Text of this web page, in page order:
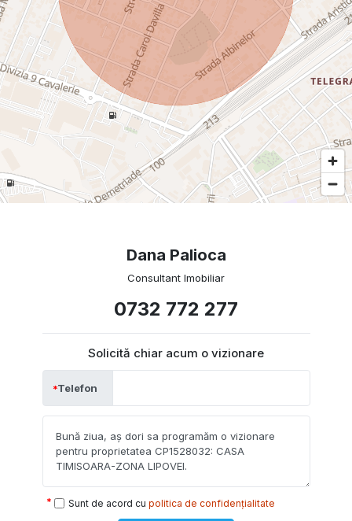
Dana Palioca
Consultant Imobiliar
0732 772 277
Solicită chiar acum o vizionare
Telefon
Sunt de acord cu politica de confidențialitate